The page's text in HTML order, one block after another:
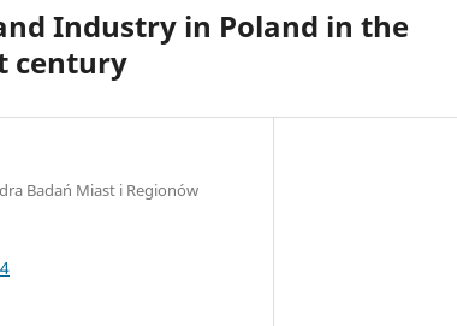
Industry in Poland in the
century
Badań Miast i Regionów